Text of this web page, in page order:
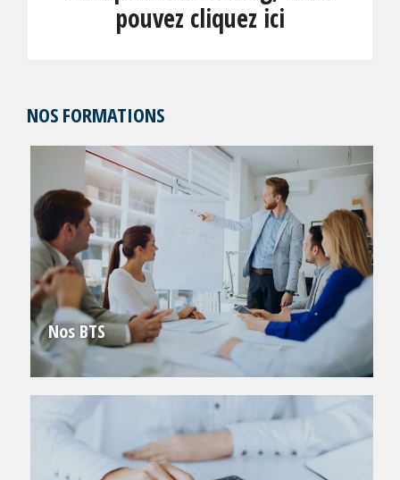
pouvez cliquez ici
NOS FORMATIONS
Nos BTS